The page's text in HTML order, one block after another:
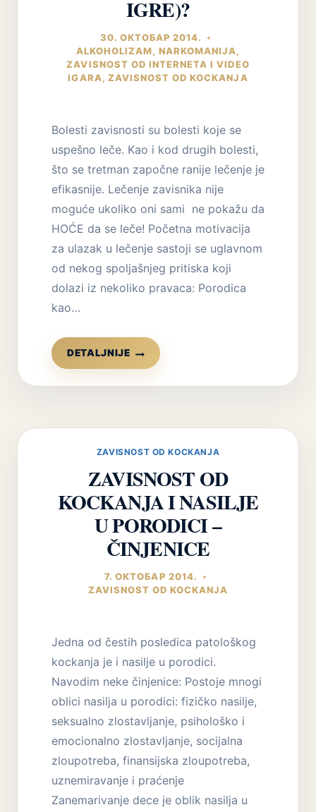
IGRE)?
30. ОКТОБАР 2014.
ALKOHOLIZAM, NARKOMANIJA,
ZAVISNOST OD INTERNETA I VIDEO
IGARA, ZAVISNOST OD KOCKANJA
Bolesti zavisnosti su bolesti koje se
uspešno leče. Kao i kod drugih bolesti,
što se tretman započne ranije lečenje je
efikasnije. Lečenje zavisnika nije
moguće ukoliko oni sami ne pokažu da
HOĆE da se leče! Početna motivacija
za ulazak u lečenje sastoji se uglavnom
od nekog spoljašnjeg pritiska koji
dolazi iz nekoliko pravaca: Porodica
kao…
DETALJNIJE
KAKO
MOTIVISATI
LEČI
NARKOMANIJA,
KOCKANJE,
INTERNET,
VIDEO
ZAVISNOST OD KOCKANJA
ZAVISNOST OD
KOCKANJA I NASILJE
U PORODICI –
ČINJENICE
7. ОКТОБАР 2014.
ZAVISNOST OD KOCKANJA
Jedna od čestih posledica patološkog
kockanja je i nasilje u porodici.
Navodim neke činjenice: Postoje mnogi
oblici nasilja u porodici: fizičko nasilje,
seksualno zlostavljanje, psihološko i
emocionalno zlostavljanje, socijalna
zloupotreba, finansijska zloupotreba,
uznemiravanje i praćenje
Zanemarivanje dece je oblik nasilja u